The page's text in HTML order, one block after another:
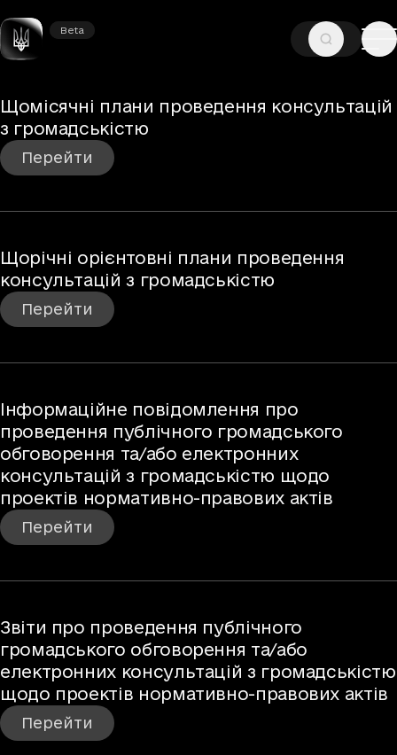
Beta
Beta
ГОЛОВНА—КОНСУЛЬТАЦІЇ З ГРОМАДСЬКІСТЮ
Консультації з
Щомісячні плани проведення консультацій
з громадськістю
Перейти
Щорічні орієнтовні плани проведення
консультацій з громадськістю
Перейти
Інформаційне повідомлення про
проведення публічного громадського
обговорення та/або електронних
консультацій з громадськістю щодо
проектів нормативно-правових актів
Перейти
Звіти про проведення публічного
громадського обговорення та/або
електронних консультацій з громадськістю
щодо проектів нормативно-правових актів
Перейти